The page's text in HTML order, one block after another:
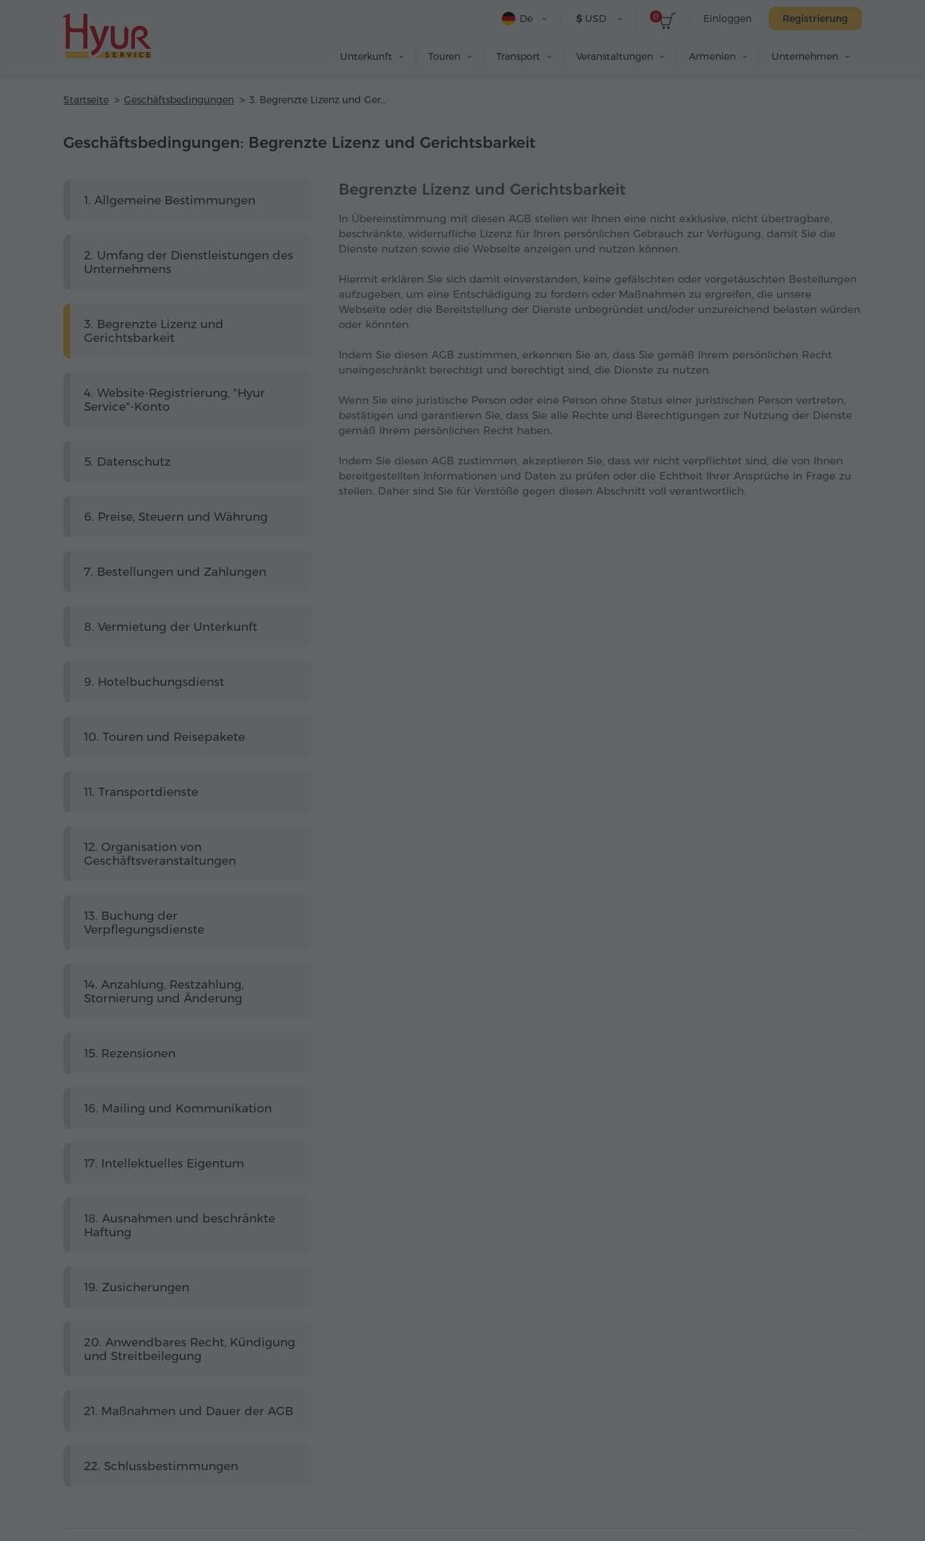
Einloggen Registrierung
0
$ USD
De
Unterkunft Touren Transport Veranstaltungen Armenien Unternehmen
Startseite Geschäftsbedingungen 3. Begrenzte Lizenz und Gerichtsbarkeit
Geschäftsbedingungen: Begrenzte Lizenz und Gerichtsbarkeit
1. Allgemeine Bestimmungen
2. Umfang der Dienstleistungen des
Unternehmens
3. Begrenzte Lizenz und
Gerichtsbarkeit
4. Website-Registrierung, "Hyur
Service"-Konto
5. Datenschutz
6. Preise, Steuern und Währung
7. Bestellungen und Zahlungen
8. Vermietung der Unterkunft
9. Hotelbuchungsdienst
10. Touren und Reisepakete
11. Transportdienste
12. Organisation von
Geschäftsveranstaltungen
13. Buchung der
Verpflegungsdienste
14. Anzahlung, Restzahlung,
Stornierung und Änderung
15. Rezensionen
16. Mailing und Kommunikation
17. Intellektuelles Eigentum
18. Ausnahmen und beschränkte
Haftung
19. Zusicherungen
20. Anwendbares Recht, Kündigung
und Streitbeilegung
21. Maßnahmen und Dauer der AGB
22. Schlussbestimmungen
Begrenzte Lizenz und Gerichtsbarkeit
In Übereinstimmung mit diesen AGB stellen wir Ihnen eine nicht exklusive, nicht übertragbare,
beschränkte, widerrufliche Lizenz für Ihren persönlichen Gebrauch zur Verfügung, damit Sie die
Dienste nutzen sowie die Webseite anzeigen und nutzen können.
Hiermit erklären Sie sich damit einverstanden, keine gefälschten oder vorgetäuschten Bestellungen
aufzugeben, um eine Entschädigung zu fordern oder Maßnahmen zu ergreifen, die unsere
Webseite oder die Bereitstellung der Dienste unbegründet und/oder unzureichend belasten würden
oder könnten.
Indem Sie diesen AGB zustimmen, erkennen Sie an, dass Sie gemäß Ihrem persönlichen Recht
uneingeschränkt berechtigt und berechtigt sind, die Dienste zu nutzen.
Wenn Sie eine juristische Person oder eine Person ohne Status einer juristischen Person vertreten,
bestätigen und garantieren Sie, dass Sie alle Rechte und Berechtigungen zur Nutzung der Dienste
gemäß Ihrem persönlichen Recht haben.
Indem Sie diesen AGB zustimmen, akzeptieren Sie, dass wir nicht verpflichtet sind, die von Ihnen
bereitgestellten Informationen und Daten zu prüfen oder die Echtheit Ihrer Ansprüche in Frage zu
stellen. Daher sind Sie für Verstöße gegen diesen Abschnitt voll verantwortlich.